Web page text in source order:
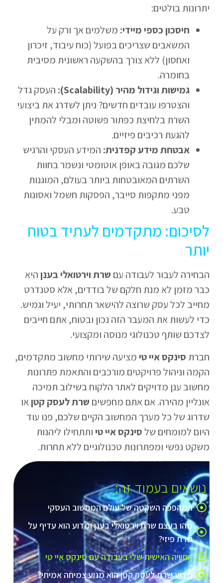
יתרונות בולטים:
חיסכון כספי מיידי: משלמים אך ורק על
המשאבים שצריכים בפועל (כוח עיבוד, זיכרון
ואחסון) ללא צורך בהשקעה ראשונית מסיבית
בחומרה.
גמישות וגידול מהיר (Scalability):
העסק גדל
והצטרפו עובדים חדשים? ניתן לשדרג את ביצועי
השרת בלחיצת כפתור פשוטה ומבלי להמתין
להגעת רכיבים פיזיים.
אבטחת מידע קפדנית: המידע העסקי והרגיש
שלכם מגובה באופן אוטומטי ונשמר בחוות
השרתים המאובטחות ביותר בעולם, המוגנות
מפני מתקפות סייבר, הפסקות חשמל ואסונות
טבע.
לסיכום: מתקדמים לעתיד בטוח
יותר
הבחירה לעבור לעבודה עם שרת וירטואלי בענןהיא
כבר מזמן לא מנת חלקם של בודדים, אלא סטנדרט
מחייב לכל עסק שרוצה להישאר תחרותי, יעיל וגמיש.
כדי לעשות את המעבר הזה נכון ובטוח, אתם חייבים
לצדכם שותף טכנולוגי מנוסה ומקצועי.
חברת סינקס איי טימציעה שירותי מחשוב מתקדמים,
הקמה וניהול פרויקטים מורכבים והתאמת פתרונות
מחשוב ענן מדויקים לאתר הלקוח בשילוב תמיכה
אונליין מהירה. אם אתם מחפשים שרת לעסק קטןאו
שדרוג של כל מערך המחשוב הקיים שלכם, פנו עוד
היום למומחים שלסינקס איי טיותתחילו ליהנות
משקט נפשי ומפתרונות טכנולוגיים ללא תחרות.
נושאים בעמוד זה:
המהפכה השקטה של עולם המחשוב העסקי
מהו בעצם שרת וירטואלי בענן ומדוע הוא עדיף על
שרת פיזי?
החוויה האישית שלי בעבודה עם סינקס איי טי
מדוע שרת לעסק קטן הוא מנוע צמיחה אמיתי?